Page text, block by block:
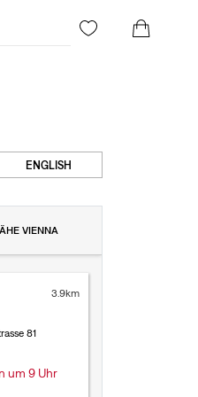
ENGLISH
VIENNA
3.9km
81
um 9 Uhr